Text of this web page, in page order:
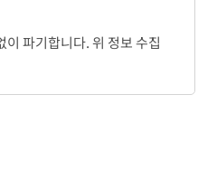
파기합니다. 위 정보 수집